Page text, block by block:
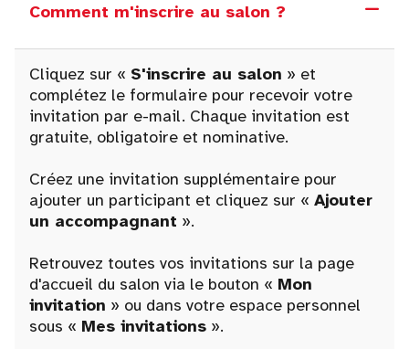
Comment m'inscrire au salon ?
Cliquez sur « S'inscrire au salon » et
complétez le formulaire pour recevoir votre
invitation par e-mail. Chaque invitation est
gratuite, obligatoire et nominative.
Créez une invitation supplémentaire pour
ajouter un participant et cliquez sur « Ajouter
un accompagnant ».
Retrouvez toutes vos invitations sur la page
d'accueil du salon via le bouton « Mon
invitation » ou dans votre espace personnel
sous « Mes invitations ».